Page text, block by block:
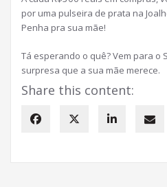
por uma pulseira de prata na
Penha pra sua mãe!
Tá esperando o quê? Vem para o
surpresa que a sua mãe merece.
Share this content: